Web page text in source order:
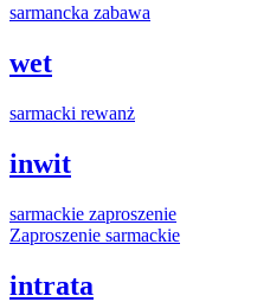
sarmancka zabawa
wet
sarmacki rewanż
inwit
sarmackie zaproszenie
Zaproszenie sarmackie
intrata